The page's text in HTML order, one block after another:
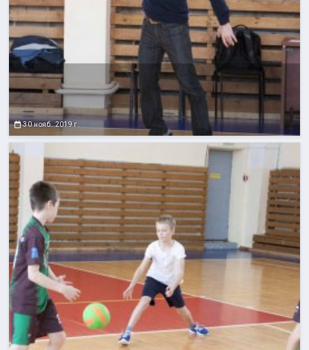
30 нояб. 2019 г.